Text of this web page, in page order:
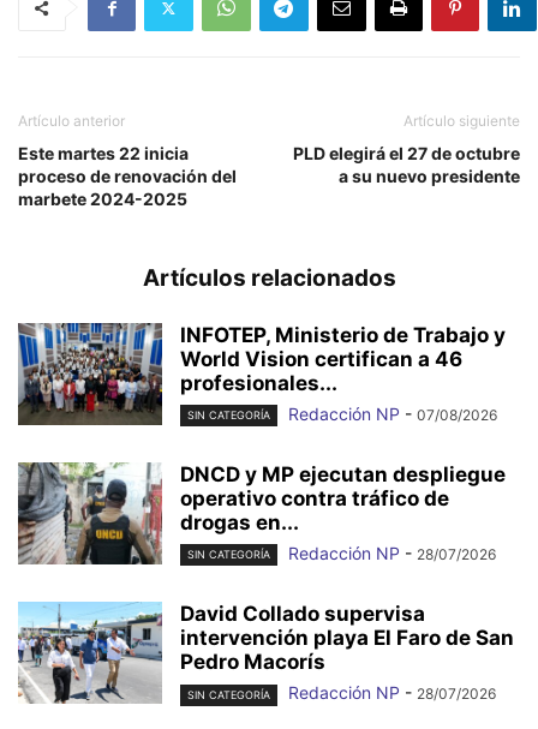
Artículo anterior
Este martes 22 inicia
proceso de renovación del
marbete 2024-2025
Artículo siguiente
PLD elegirá el 27 de octubre
a su nuevo presidente
Artículos relacionados
INFOTEP, Ministerio de Trabajo y
World Vision certifican a 46
profesionales...
SIN CATEGORÍA Redacción NP - 07/08/2026
DNCD y MP ejecutan despliegue
operativo contra tráfico de
drogas en...
SIN CATEGORÍA Redacción NP - 28/07/2026
David Collado supervisa
intervención playa El Faro de San
Pedro Macorís
SIN CATEGORÍA Redacción NP - 28/07/2026